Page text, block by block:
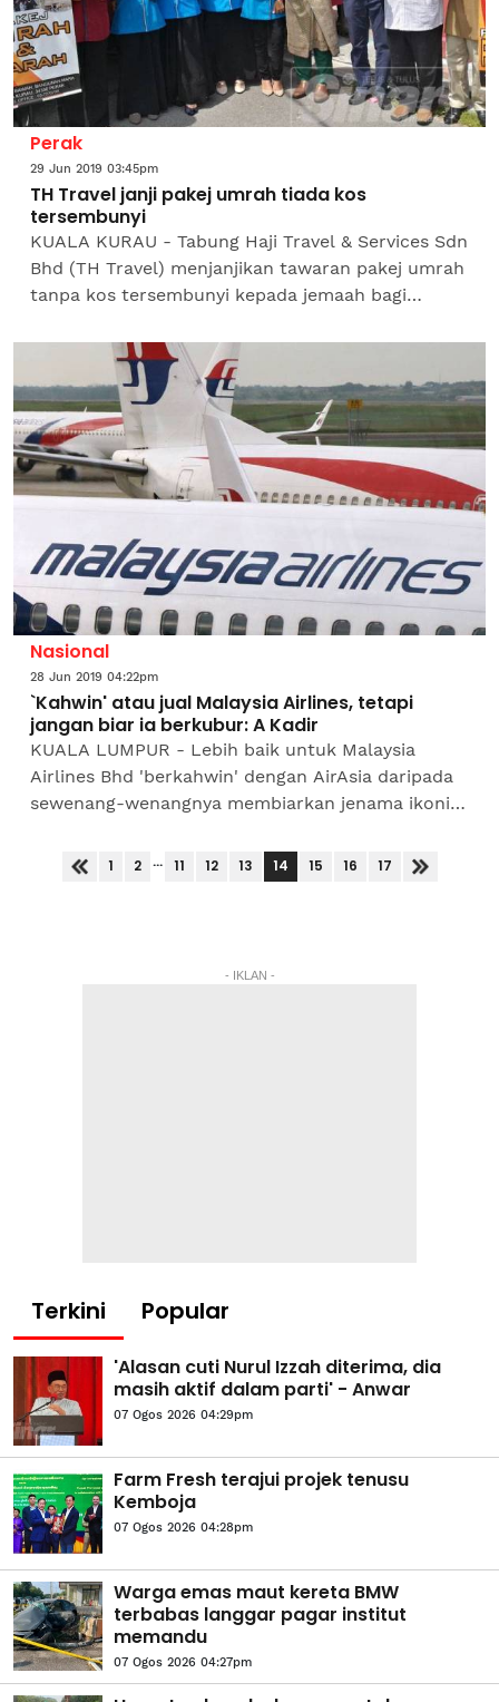
Perak
29 Jun 2019 03:45pm
TH Travel janji pakej umrah tiada kos
tersembunyi
KUALA KURAU - Tabung Haji Travel & Services Sdn
Bhd (TH Travel) menjanjikan tawaran pakej umrah
tanpa kos tersembunyi kepada jemaah bagi
tanpa beban kewangan...
Nasional
28 Jun 2019 04:22pm
`Kahwin' atau jual Malaysia Airlines, tetapi
jangan biar ia berkubur: A Kadir
KUALA LUMPUR - Lebih baik untuk Malaysia
Airlines Bhd 'berkahwin' dengan AirAsia daripada
sewenang-wenangnya membiarkan jenama ikonik
Kadir Jasin...
1 2 ... 11 12 13 14 15 16 17
- IKLAN -
Terkini Popular
'Alasan cuti Nurul Izzah diterima, dia
masih aktif dalam parti' - Anwar
07 Ogos 2026 04:29pm
Farm Fresh terajui projek tenusu
Kemboja
07 Ogos 2026 04:28pm
Warga emas maut kereta BMW
terbabas langgar pagar institut
memandu
07 Ogos 2026 04:27pm